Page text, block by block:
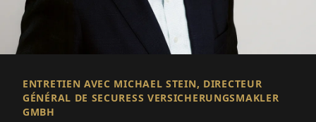
ENTRETIEN AVEC MICHAEL STEIN, DIRECTEUR
GÉNÉRAL DE SECURESS VERSICHERUNGSMAKLER
GMBH